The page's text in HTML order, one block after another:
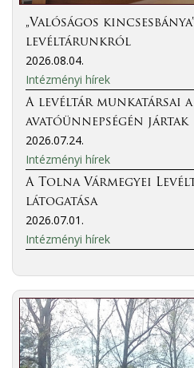
„Valóságos
levéltárunkról
2026.08.04.
Intézményi hírek
A levéltár munkatársai
avatóünnepségén jártak
2026.07.24.
Intézményi hírek
A Tolna Vármegyei
látogatása
2026.07.01.
Intézményi hírek